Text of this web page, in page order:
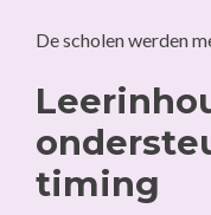
De scholen werden
timing